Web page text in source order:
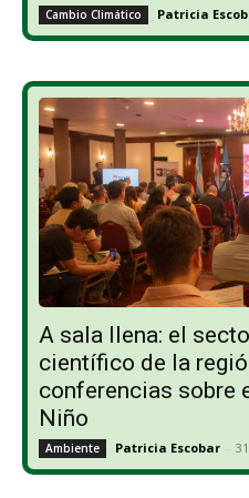
Cambio Climático Patricia
A sala llena: el
científico de la
conferencias sobre
Niño
Ambiente Patricia Escobar -